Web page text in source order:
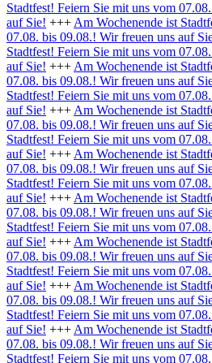
Stadtfest! Feiern Sie mit uns vom
auf Sie! +++ Am Wochenende ist
07.08. bis 09.08.! Wir freuen uns auf
Stadtfest! Feiern Sie mit uns vom
auf Sie! +++ Am Wochenende ist
07.08. bis 09.08.! Wir freuen uns auf
Stadtfest! Feiern Sie mit uns vom
auf Sie! +++ Am Wochenende ist
07.08. bis 09.08.! Wir freuen uns auf
Stadtfest! Feiern Sie mit uns vom
auf Sie! +++ Am Wochenende ist
07.08. bis 09.08.! Wir freuen uns auf
Stadtfest! Feiern Sie mit uns vom
auf Sie! +++ Am Wochenende ist
07.08. bis 09.08.! Wir freuen uns auf
Stadtfest! Feiern Sie mit uns vom
auf Sie! +++ Am Wochenende ist
07.08. bis 09.08.! Wir freuen uns auf
Stadtfest! Feiern Sie mit uns vom
auf Sie! +++ Am Wochenende ist
07.08. bis 09.08.! Wir freuen uns auf
Stadtfest! Feiern Sie mit uns vom
auf Sie! +++ Am Wochenende ist
07.08. bis 09.08.! Wir freuen uns auf
Stadtfest! Feiern Sie mit uns vom